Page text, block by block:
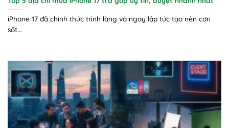
iPhone 17 đã chính thức trình làng và ngay lập tức tạo nên cơn
sốt...